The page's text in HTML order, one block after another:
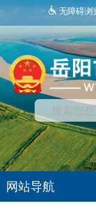
无障碍浏
网站导航